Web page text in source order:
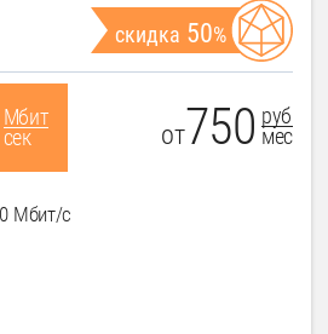
скидка 50%
Мбит
сек
от750 руб
мес
Мбит/с